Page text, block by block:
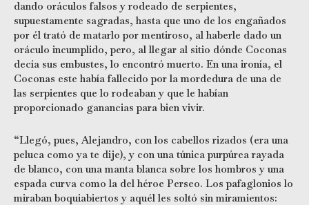
dando oráculos falsos y rodeado de serpientes,
supuestamente sagradas, hasta que uno de los engañados
por él trató de matarlo por mentiroso, al haberle dado un
oráculo incumplido, pero, al llegar al sitio dónde Coconas
decía sus embustes, lo encontró muerto. En una ironía, el
Coconas este había fallecido por la mordedura de una de
las serpientes que lo rodeaban y que le habían
proporcionado ganancias para bien vivir.
“Llegó, pues, Alejandro, con los cabellos rizados (era una
peluca como ya te dije), y con una túnica purpúrea rayada
de blanco, con una manta blanca sobre los hombros y una
espada curva como la del héroe Perseo. Los pafaglonios lo
miraban boquiabiertos y aquél les soltó sin miramientos: